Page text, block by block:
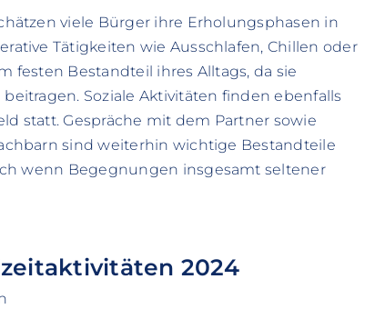
viele Bürger ihre Erholungsphasen in
Tätigkeiten wie Ausschlafen, Chillen oder
festen Bestandteil ihres Alltags, da sie
Soziale Aktivitäten finden ebenfalls
statt. Gespräche mit dem Partner sowie
sind weiterhin wichtige Bestandteile
wenn Begegnungen insgesamt seltener
2024